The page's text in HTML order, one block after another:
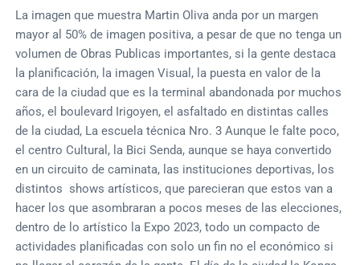
La imagen que muestra Martin Oliva anda por un margen
mayor al 50% de imagen positiva, a pesar de que no tenga un
volumen de Obras Publicas importantes, si la gente destaca
la planificación, la imagen Visual, la puesta en valor de la
cara de la ciudad que es la terminal abandonada por muchos
años, el boulevard Irigoyen, el asfaltado en distintas calles
de la ciudad, La escuela técnica Nro. 3 Aunque le falte poco,
el centro Cultural, la Bici Senda, aunque se haya convertido
en un circuito de caminata, las instituciones deportivas, los
distintos shows artísticos, que parecieran que estos van a
hacer los que asombraran a pocos meses de las elecciones,
dentro de lo artístico la Expo 2023, todo un compacto de
actividades planificadas con solo un fin no el económico si